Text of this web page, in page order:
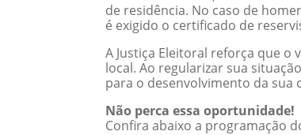
de residência. No caso de
é exigido o certificado de
A Justiça Eleitoral reforça que
local. Ao regularizar sua
para o desenvolvimento da sua
Não perca essa oportunidade!
Confira abaixo a programação